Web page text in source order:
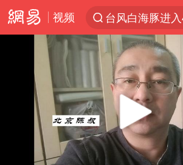
视频
台风白海豚进
看守所辅警收受
宇树科技发行价